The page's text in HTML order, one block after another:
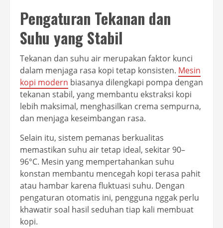
Pengaturan Tekanan dan
Suhu yang Stabil
Tekanan dan suhu air merupakan faktor kunci
dalam menjaga rasa kopi tetap konsisten. Mesin
kopi modern biasanya dilengkapi pompa dengan
tekanan stabil, yang membantu ekstraksi kopi
lebih maksimal, menghasilkan crema sempurna,
dan menjaga keseimbangan rasa.
Selain itu, sistem pemanas berkualitas
memastikan suhu air tetap ideal, sekitar 90–
96°C. Mesin yang mempertahankan suhu
konstan membantu mencegah kopi terasa pahit
atau hambar karena fluktuasi suhu. Dengan
pengaturan otomatis ini, pengguna nggak perlu
khawatir soal hasil seduhan tiap kali membuat
kopi.